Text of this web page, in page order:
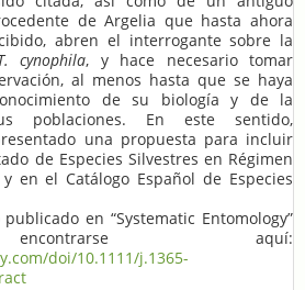
de Argelia que hasta ahora
abren el interrogante sobre la
cynophila, y hace necesario tomar
al menos hasta que se haya
de su biología y de la
poblaciones. En este sentido,
una propuesta para incluir
de Especies Silvestres en Régimen
en el Catálogo Español de Especies
en “Systematic Entomology”
aquí:
doi/10.1111/j.1365-